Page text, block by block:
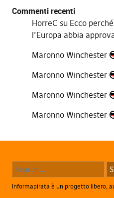
Commenti recenti
HorreC su Ecco
l’Europa abbia
Maronno Winchester
Maronno Winchester
Maronno Winchester
Maronno Winchester
Informapirata è un progetto libero,